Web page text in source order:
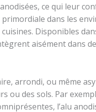
ce qui leur
dans les
Disponibles
aisément dans
arrondi, ou même
ou des sols. Par
l’alu